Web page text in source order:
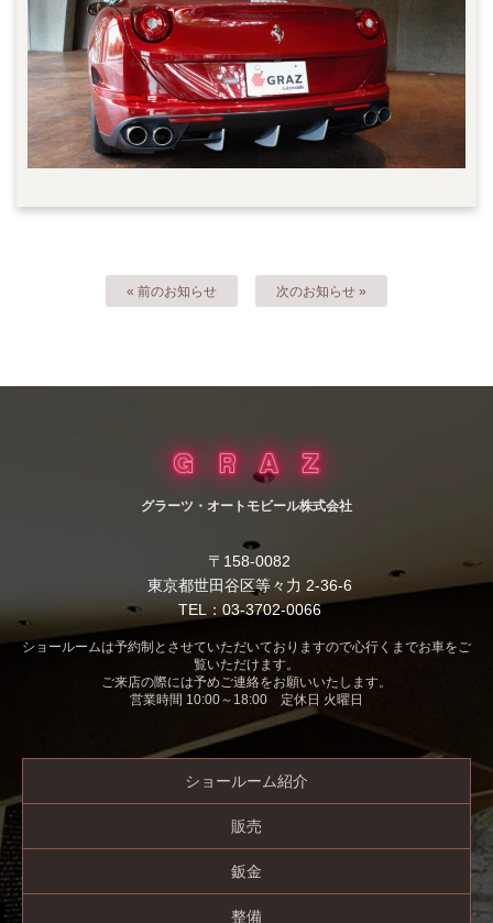
« 前のお知らせ 次のお知らせ »
グラーツ・オートモビール株式会社
〒158-0082
東京都世田谷区等々力 2-36-6
TEL：03-3702-0066
ショールームは予約制とさせていただいておりますので心行くまでお車をご
覧いただけます。
ご来店の際には予めご連絡をお願いいたします。
営業時間 10:00～18:00 定休日 火曜日
ショールーム紹介
販売
鈑金
整備